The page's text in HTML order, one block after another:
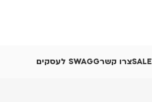
SALEצרו קשרSWAGG לעסקים